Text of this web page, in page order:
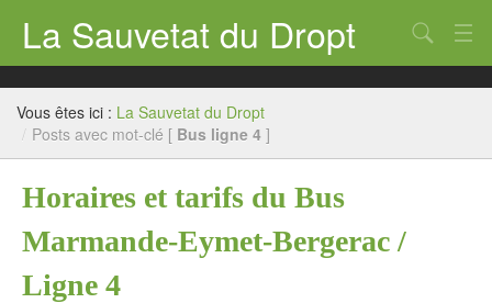
La Sauvetat du Dropt
Accueil
Mairie
Chercher
Vous êtes ici : La Sauvetat du Dropt
/ Posts avec mot-clé [ Bus ligne 4 ]
Horaires et tarifs du Bus
Marmande-Eymet-Bergerac /
Ligne 4